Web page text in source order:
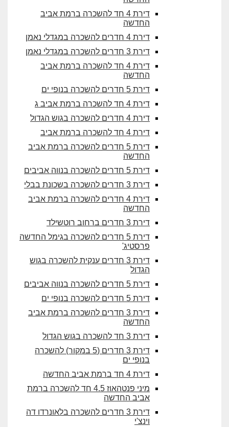
דירת 4 חד להשכרה ברמת אביב
החדשה
דירת 4 חדרים להשכרה במגדלי נאמן
דירת 3 חדרים להשכרה במגדלי נאמן
דירת 4 חד להשכרה ברמת אביב
החדשה
דירת 5 חדרים להשכרה בנופי ים
דירת 4 חד להשכרה ברמת אביב ג
דירת 4 חדרים להשכרה בגוש הגדול
דירת 4 חד להשכרה ברמת אביב
דירת 5 חדרים להשכרה ברמת אביב
החדשה
דירת 5 חדרים להשכרה בנווה אביבים
דירת 3 חדרים להשכרה בשכונת בבלי
דירת 4 חדרים להשכרה ברמת אביב
החדשה
דירת 3 חדרים ברחוב רוטשילד
דירת 5 חדרים להשכרה בגימל החדשה
פרסטיג'
דירת 3 חדרים ענקית להשכרה בגוש
הגדול
דירת 5 חדרים להשכרה בנווה אביבים
דירת 5 חדרים להשכרה בנופי ים
דירת 3 חדרים להשכרה ברמת אביב
החדשה
דירת 3 חד להשכרה בגוש הגדול
דירת 3 חדרים (5 במקור) להשכרה
בנופי ים
דירת 4 חד ברמת אביב החדשה
מיני פנטהאוז 4.5 חד להשכרה ברמת
אביב החדשה
דירת 3 חדרים להשכרה בלאונרדו דה
וינצ'י